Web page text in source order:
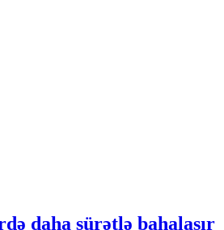
daha sürətlə bahalaşır